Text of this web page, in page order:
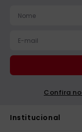
Confira
Institucional